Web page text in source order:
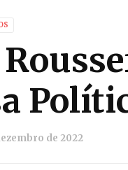
de 2022